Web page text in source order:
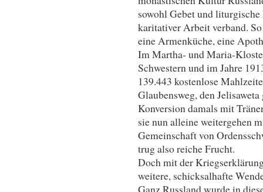
sowohl Gebet und
karitativer Arbeit verband.
eine Armenküche, eine
Im Martha- und Maria-
Schwestern und im Jahre
139.443 kostenlose
Glaubensweg, den
Konversion damals mit
sie nun alleine weitergehen
Gemeinschaft von
trug also reiche Frucht.
Doch mit der
weitere, schicksalhafte
Ganz Russland wurde in